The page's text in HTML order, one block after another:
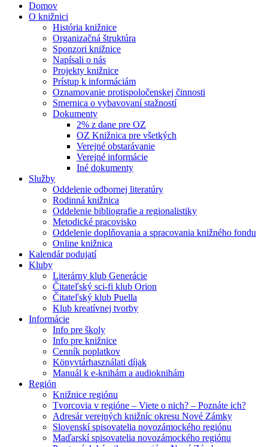
Domov
O knižnici
História knižnice
Organizačná štruktúra
Sponzori knižnice
Napísali o nás
Projekty knižnice
Prístup k informáciám
Oznamovanie protispoločenskej činnosti
Smernica o vybavovaní stažností
Dokumenty
2% z dane pre OZ
OZ Knižnica pre všetkých
Verejné obstarávanie
Verejné informácie
Iné dokumenty
Služby
Oddelenie odbornej literatúry
Rodinná knižnica
Oddelenie bibliografie a regionalistiky
Metodické pracovisko
Oddelenie doplňovania a spracovania knižného fondu
Online knižnica
Kalendár podujatí
Kluby
Literárny klub Generácie
Čitateľský sci-fi klub Orion
Čitateľský klub Puella
Klub kreatívnej tvorby
Informácie
Info pre školy
Info pre knižnice
Cenník poplatkov
Könyvtárhasználati díjak
Manuál k e-knihám a audioknihám
Región
Knižnice regiónu
Tvorcovia v regióne – Viete o nich? – Poznáte ich?
Adresár verejných knižníc okresu Nové Zámky
Slovenskí spisovatelia novozámockého regiónu
Maďarskí spisovatelia novozámockého regiónu